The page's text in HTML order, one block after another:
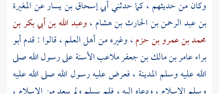
وكان من حديثهم ، كما حدثني أبيإسحاق بن يسارعنالمغيرة
بن عبد الرحمن بن الحارث بن هشام ،وعبد الله بن أبي بكر بن
محمد بن عمرو بن حزم، وغيره من أهل العلم ، قالوا : قدمأبو
براء عامر بن مالك بن جعفرملاعب الأسنة على رسول الله صلى
الله عليه وسلم المدينة ، فعرض عليه رسول الله صلى الله عليه